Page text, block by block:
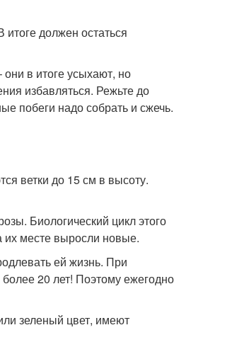
должен остаться
в итоге усыхают, но
избавляться. Режьте до
побеги надо собрать и сжечь.
ветки до 15 см в высоту.
Биологический цикл этого
их месте выросли новые.
ей жизнь. При
20 лет! Поэтому ежегодно
зеленый цвет, имеют